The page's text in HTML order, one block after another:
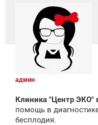
админ
Клиника "Центр ЭКО"
помощь в
бесплодия.